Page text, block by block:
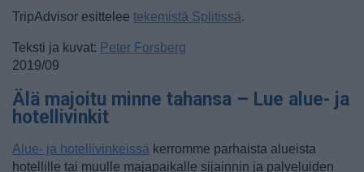
TripAdvisor esittelee tekemistä Splitissä.
Teksti ja kuvat: Peter Forsberg
2019/09
Älä majoitu minne tahansa – Lue alue- ja
hotellivinkit
Alue- ja hotellivinkeissä kerromme parhaista alueista
hotellille tai muulle majapaikalle sijainnin ja palveluiden